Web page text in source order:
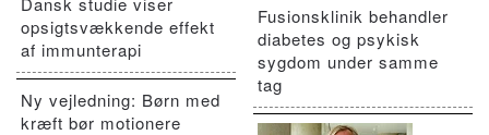
opsigtsvækkende effekt
af immunterapi
Ny vejledning: Børn med
kræft bør motionere
Fusionsklinik behandler
diabetes og psykisk
sygdom under samme
tag